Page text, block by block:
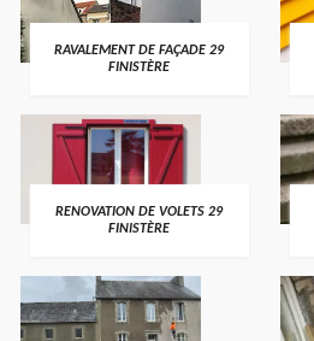
RAVALEMENT DE FAÇADE 29
FINISTÈRE
RENOVATION DE VOLETS 29
FINISTÈRE